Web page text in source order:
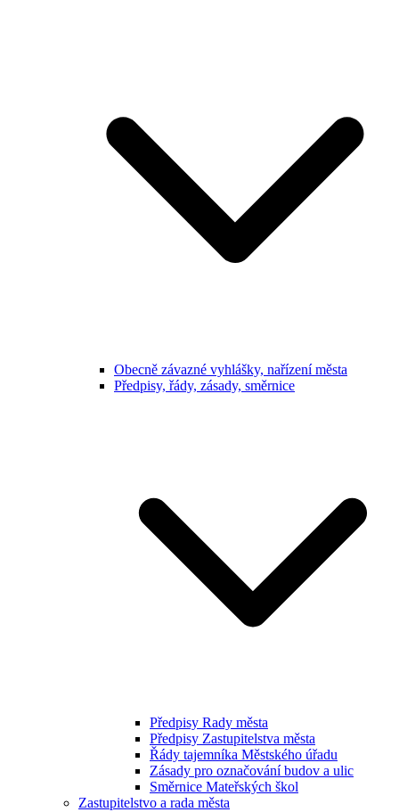
Obecně závazné vyhlášky, nařízení města
Předpisy, řády, zásady, směrnice
Předpisy Rady města
Předpisy Zastupitelstva města
Řády tajemníka Městského úřadu
Zásady pro označování budov a ulic
Směrnice Mateřských škol
Zastupitelstvo a rada města